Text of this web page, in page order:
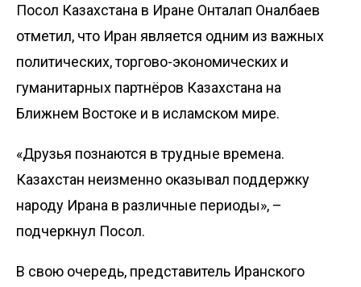
Посол Казахстана в Иране Онталап Оналбаев
отметил, что Иран является одним из важных
политических, торгово-экономических и
гуманитарных партнёров Казахстана на
Ближнем Востоке и в исламском мире.
«Друзья познаются в трудные времена.
Казахстан неизменно оказывал поддержку
народу Ирана в различные периоды», –
подчеркнул Посол.
В свою очередь, представитель Иранского